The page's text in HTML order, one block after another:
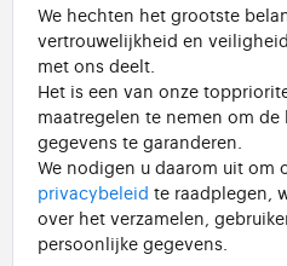
We hechten het grootste
vertrouwelijkheid en
met ons deelt.
Het is een van onze
maatregelen te nemen om
gegevens te garanderen.
We nodigen u daarom uit om
privacybeleid te raadplegen,
over het verzamelen,
persoonlijke gegevens.